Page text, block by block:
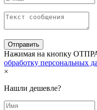
Нажимая на кнопку
обработку персональных
×
Нашли дешевле?